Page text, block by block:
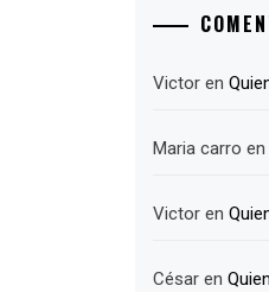
Victor en
Maria carro
Victor en
César en